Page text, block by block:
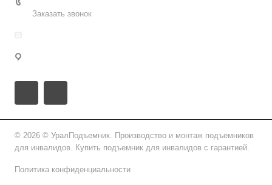
Заказать звонок
© 2026 © УралПодъемник. Производство и монтаж подъемников
для инвалидов. Купить подъемник для инвалидов с гарантией.
Политика конфиденциальности